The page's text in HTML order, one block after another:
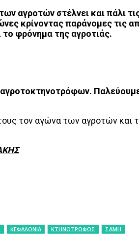
αγροτών στέλνει και πάλι
κρίνοντας παράνομες τις
φρόνημα της αγροτιάς.
αγροτοκτηνοτρόφων.
τον αγώνα των αγροτών
ΚΕΦΑΛΟΝΙΑ ΚΤΗΝΟΤΡΟΦΟΣ ΣΑΜΗ